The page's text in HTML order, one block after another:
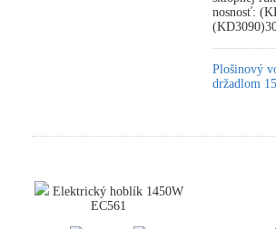
nosnosť:
Plošinový
držadlom
Elektrický hoblík 1450W
EC561